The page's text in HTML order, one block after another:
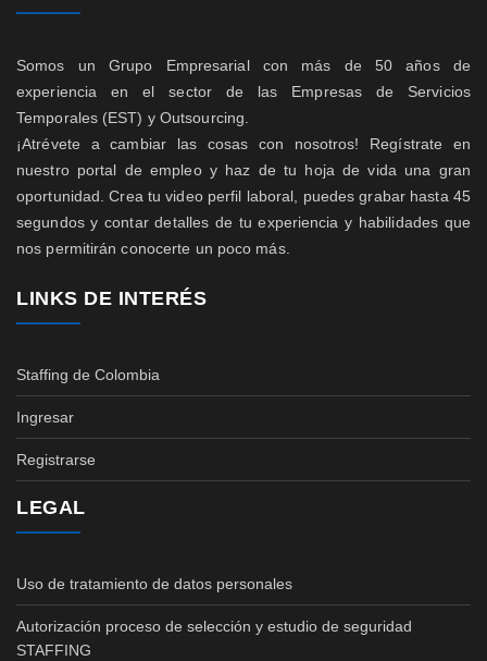
Somos un Grupo Empresarial con más de 50 años de
experiencia en el sector de las Empresas de Servicios
Temporales (EST) y Outsourcing.
¡Atrévete a cambiar las cosas con nosotros! Regístrate en
nuestro portal de empleo y haz de tu hoja de vida una gran
oportunidad. Crea tu video perfil laboral, puedes grabar hasta 45
segundos y contar detalles de tu experiencia y habilidades que
nos permitirán conocerte un poco más.
LINKS DE INTERÉS
Staffing de Colombia
Ingresar
Registrarse
LEGAL
Uso de tratamiento de datos personales
Autorización proceso de selección y estudio de seguridad
STAFFING